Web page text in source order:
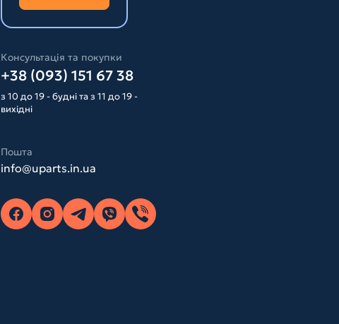
Консультація та покупки
+38 (093) 151 67 38
з 10 до 19 - будні та з 11 до 19 -
вихідні
Пошта
info@uparts.in.ua